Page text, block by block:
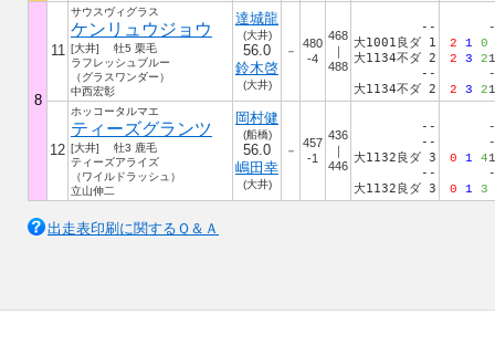
8
11
サウスヴィグラス
ケンリュウジョウ
[大井] 牡5 栗毛
ラフレッシュブルー
（グラスワンダー）
中西宏彰
達城龍
(大井)
56.0
鈴木啓
(大井)
－
480
-4
468
｜
488
--
大1001良ダ 1
大1134不ダ 2
--
大1134不ダ 2
2 1 0
2 3 2
2 3 2
12
ホッコータルマエ
ティーズグランツ
[大井] 牡3 鹿毛
ティーズアライズ
（ワイルドラッシュ）
立山伸二
岡村健
(船橋)
56.0
嶋田幸
(大井)
－
457
-1
436
｜
446
--
--
大1132良ダ 3
--
大1132良ダ 3
0 1 4
0 1 3
出走表印刷に関するＱ＆Ａ